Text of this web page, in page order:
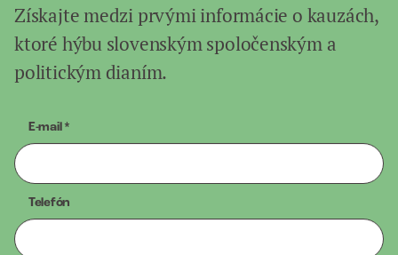
Získajte medzi prvými informácie o kauzách,
ktoré hýbu slovenským spoločenským a
politickým dianím.
E-mail *
Telefón